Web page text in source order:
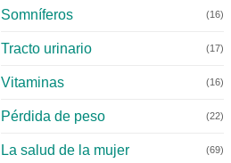
Somníferos (16)
Tracto urinario (17)
Vitaminas (16)
Pérdida de peso (22)
La salud de la mujer (69)